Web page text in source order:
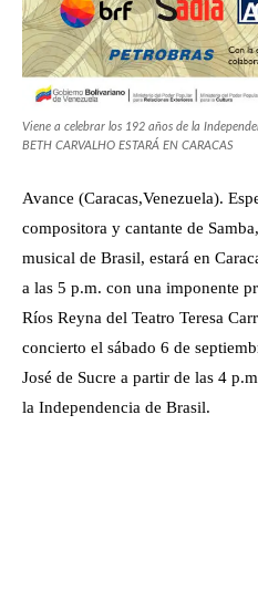
Viene a celebrar los 192 años de la
BETH CARVALHO ESTARÁ EN CARACAS
Avance (Caracas,Venezuela).
compositora y cantante de
musical de Brasil, estará en
a las 5 p.m. con una imponente
Ríos Reyna del Teatro Teresa
concierto el sábado 6 de
José de Sucre a partir de las 4
la Independencia de Brasil.